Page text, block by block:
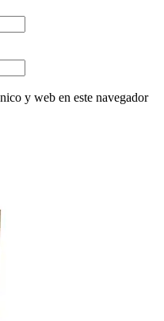
y web en este navegador